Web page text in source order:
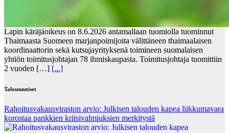
Lapin käräjäoikeus on 8.6.2026 antamallaan tuomiolla tuominnut
Thaimaasta Suomeen marjanpoimijoita välittäneen thaimaalaisen
koordinaattorin sekä kutsujayrityksenä toimineen suomalaisen
yhtiön toimitusjohtajan 78 ihmiskaupasta. Toimitusjohtaja tuomittiin
2 vuoden […] [...]
Talousuutiset
Rahoitusvakausviraston arvio: Julkisen talouden kapea liikkumavara
korostaa pankkien kriisivalmiuksien merkitystä